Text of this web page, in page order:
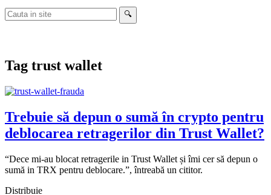
Cauta
in
🔍
Tag trust wallet
Trebuie să depun o sumă în crypto pentru
deblocarea retragerilor din Trust Wallet?
“Dece mi-au blocat retragerile in Trust Wallet și îmi cer să depun o
sumă in TRX pentru deblocare.”, întreabă un cititor.
Distribuie